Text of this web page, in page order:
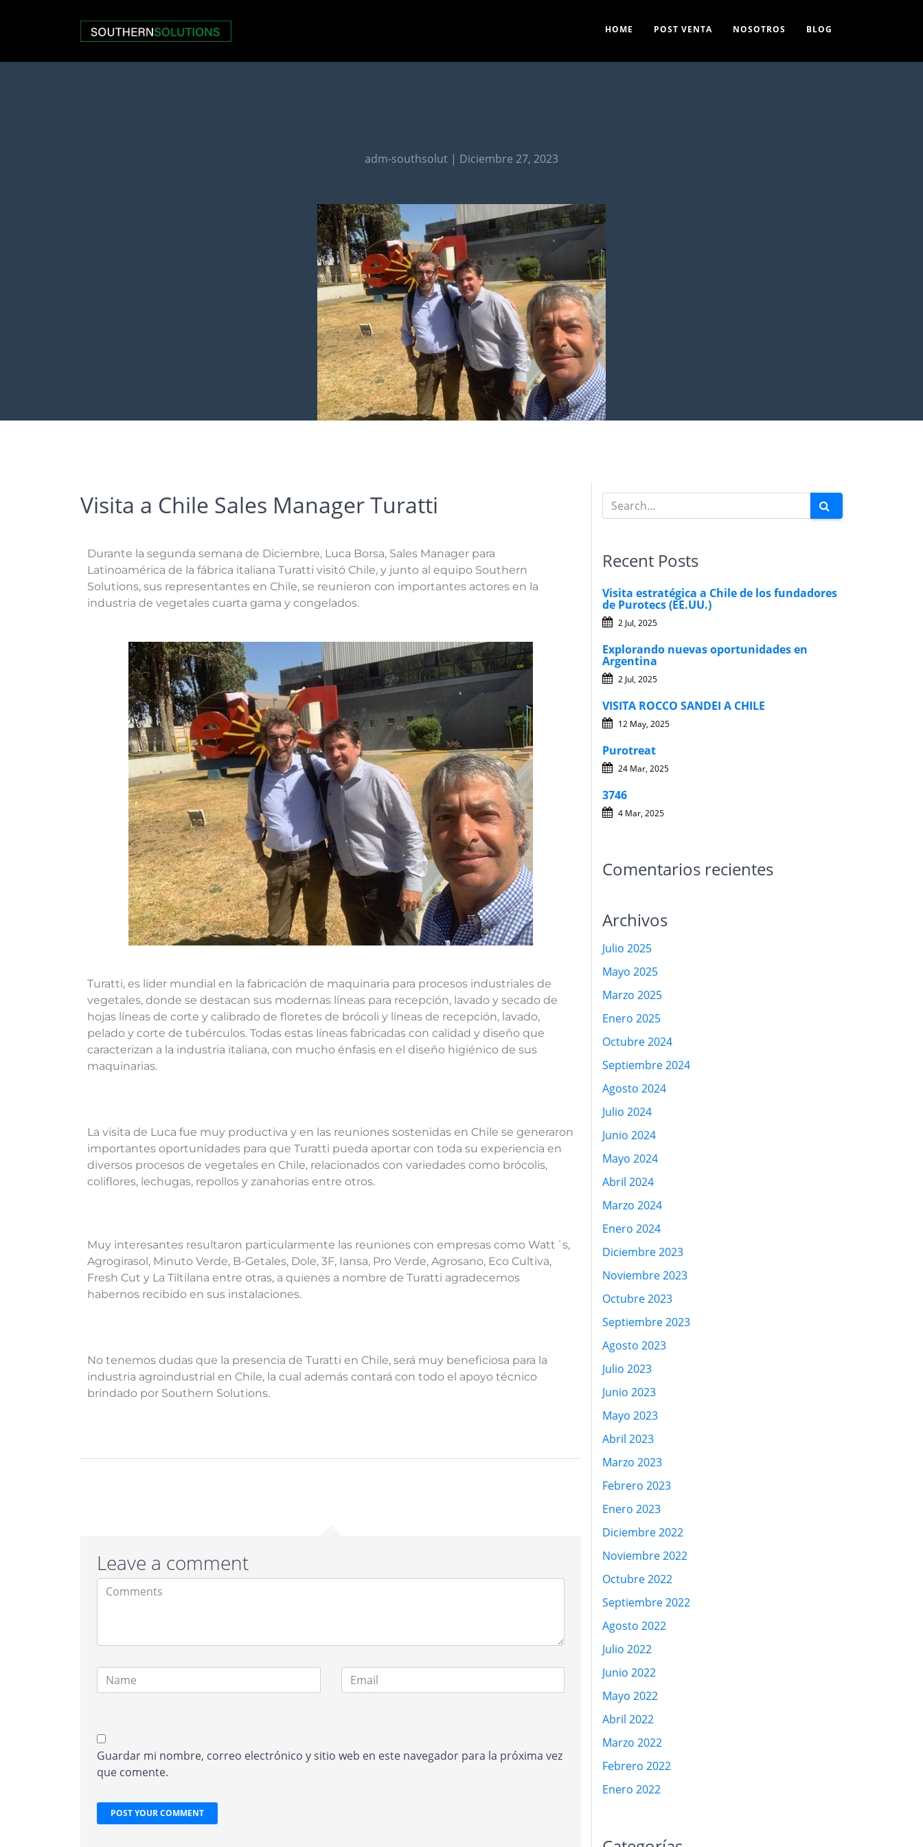
HOME POST VENTA NOSOTROS BLOG
adm-southsolut | Diciembre 27, 2023
Visita a Chile Sales Manager Turatti
Durante la segunda semana de Diciembre, Luca Borsa, Sales Manager para
Latinoamérica de la fábrica italiana Turatti visitó Chile, y junto al equipo Southern
Solutions, sus representantes en Chile, se reunieron con importantes actores en la
industria de vegetales cuarta gama y congelados.
Turatti, es líder mundial en la fabricación de maquinaria para procesos industriales de
vegetales, donde se destacan sus modernas líneas para recepción, lavado y secado de
hojas líneas de corte y calibrado de floretes de brócoli y líneas de recepción, lavado,
pelado y corte de tubérculos. Todas estas líneas fabricadas con calidad y diseño que
caracterizan a la industria italiana, con mucho énfasis en el diseño higiénico de sus
maquinarias.
La visita de Luca fue muy productiva y en las reuniones sostenidas en Chile se generaron
importantes oportunidades para que Turatti pueda aportar con toda su experiencia en
diversos procesos de vegetales en Chile, relacionados con variedades como brócolis,
coliflores, lechugas, repollos y zanahorias entre otros.
Muy interesantes resultaron particularmente las reuniones con empresas como Watt´s,
Agrogirasol, Minuto Verde, B-Getales, Dole, 3F, Iansa, Pro Verde, Agrosano, Eco Cultiva,
Fresh Cut y La Tiltilana entre otras, a quienes a nombre de Turatti agradecemos
habernos recibido en sus instalaciones.
No tenemos dudas que la presencia de Turatti en Chile, será muy beneficiosa para la
industria agroindustrial en Chile, la cual además contará con todo el apoyo técnico
brindado por Southern Solutions.
Leave a comment
Guardar mi nombre, correo electrónico y sitio web en este navegador para la próxima vez
que comente.
Recent Posts
Visita estratégica a Chile de los fundadores
de Purotecs (EE.UU.)
2 Jul, 2025
Explorando nuevas oportunidades en
Argentina
2 Jul, 2025
VISITA ROCCO SANDEI A CHILE
12 May, 2025
Purotreat
24 Mar, 2025
3746
4 Mar, 2025
Comentarios recientes
Archivos
Julio 2025
Mayo 2025
Marzo 2025
Enero 2025
Octubre 2024
Septiembre 2024
Agosto 2024
Julio 2024
Junio 2024
Mayo 2024
Abril 2024
Marzo 2024
Enero 2024
Diciembre 2023
Noviembre 2023
Octubre 2023
Septiembre 2023
Agosto 2023
Julio 2023
Junio 2023
Mayo 2023
Abril 2023
Marzo 2023
Febrero 2023
Enero 2023
Diciembre 2022
Noviembre 2022
Octubre 2022
Septiembre 2022
Agosto 2022
Julio 2022
Junio 2022
Mayo 2022
Abril 2022
Marzo 2022
Febrero 2022
Enero 2022